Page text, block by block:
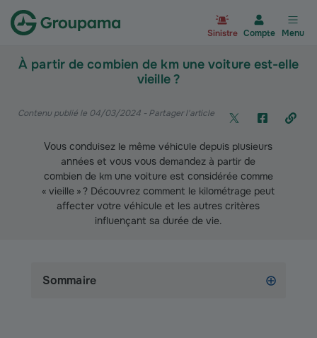
Sinistre Compte Menu
À partir de combien de km une voiture est-elle
vieille ?
Contenu publié le 04/03/2024 - Partager l'article
Vous conduisez le même véhicule depuis plusieurs
années et vous vous demandez à partir de
combien de km une voiture est considérée comme
« vieille » ? Découvrez comment le kilométrage peut
affecter votre véhicule et les autres critères
influençant sa durée de vie.
Sommaire